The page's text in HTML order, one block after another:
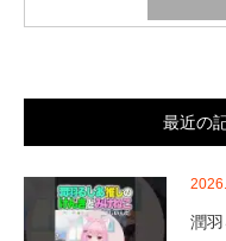
最近の
潤